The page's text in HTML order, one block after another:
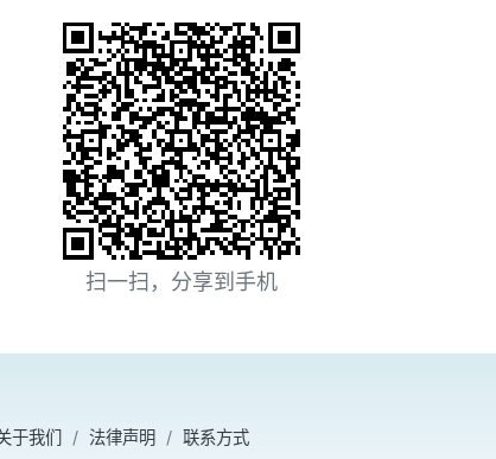
扫一扫，分享到手机
于我们 法律声明
联系方式